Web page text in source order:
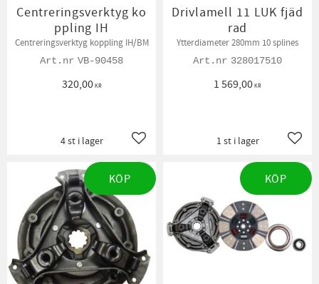
Centreringsverktyg ko
ppling IH
Centreringsverktyg koppling IH/BM
VB-90458
320,00KR
Lägg till i favoriter
4 st i lager
Drivlamell 11 LUK fjäd
rad
Ytterdiameter 280mm 10 splines
328017510
1 569,00KR
1 st i lager
KÖP KÖP